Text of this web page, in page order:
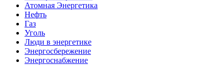
Атомная Энергетика
Нефть
Газ
Уголь
Люди в энергетике
Энергосбережение
Энергоснабжение